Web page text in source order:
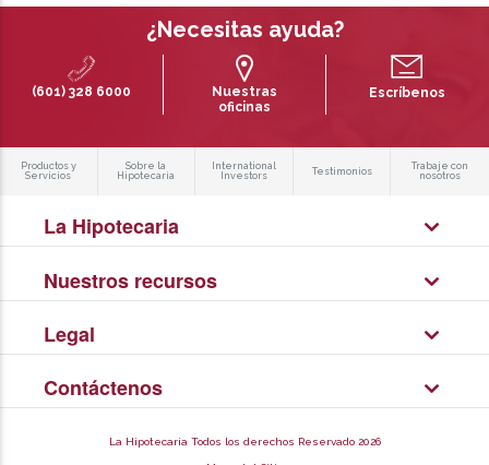
¿Necesitas ayuda?
(601) 328 6000
Nuestras
oficinas
Escríbenos
Productos y
Servicios
Sobre la
Hipotecaria
International
Investors
Testimonios
Trabaje con
nosotros
La Hipotecaria
Nuestros recursos
Legal
Contáctenos
La Hipotecaria Todos los derechos Reservado 2026